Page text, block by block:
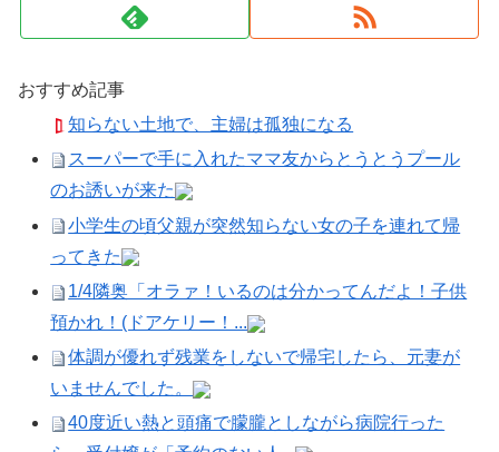
おすすめ記事
知らない土地で、主婦は孤独になる
スーパーで手に入れたママ友からとうとうプール
のお誘いが来た
小学生の頃父親が突然知らない女の子を連れて帰
ってきた
1/4隣奥「オラァ！いるのは分かってんだよ！子供
預かれ！(ドアケリー！...
体調が優れず残業をしないで帰宅したら、元妻が
いませんでした。
40度近い熱と頭痛で朦朧としながら病院行った